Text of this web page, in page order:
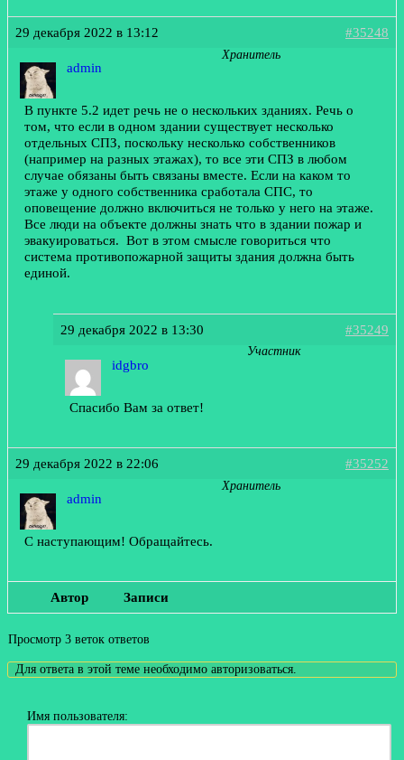
29 декабря 2022 в 13:12 #35248
admin
Хранитель
В пункте 5.2 идет речь не о нескольких зданиях. Речь о
том, что если в одном здании существует несколько
отдельных СПЗ, поскольку несколько собственников
(например на разных этажах), то все эти СПЗ в любом
случае обязаны быть связаны вместе. Если на каком то
этаже у одного собственника сработала СПС, то
оповещение должно включиться не только у него на этаже.
Все люди на объекте должны знать что в здании пожар и
эвакуироваться. Вот в этом смысле говориться что
система противопожарной защиты здания должна быть
единой.
29 декабря 2022 в 13:30 #35249
idgbro
Участник
Спасибо Вам за ответ!
29 декабря 2022 в 22:06 #35252
admin
Хранитель
С наступающим! Обращайтесь.
Автор Записи
Просмотр 3 веток ответов
Для ответа в этой теме необходимо авторизоваться.
Имя пользователя: